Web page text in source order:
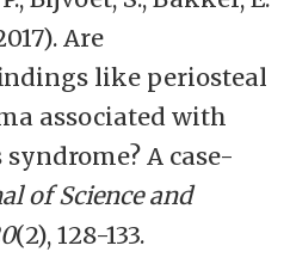
Are
like periosteal
associated with
A case-
of Science and
(2), 128-133.